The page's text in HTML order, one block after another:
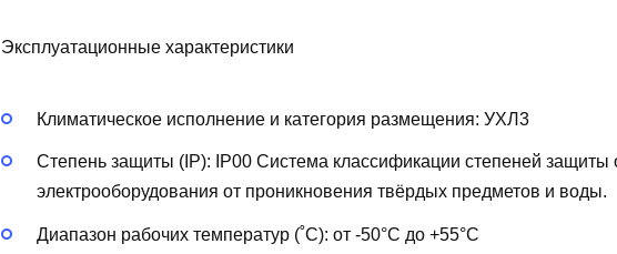
Эксплуатационные характеристики
Климатическое исполнение и категория размещения: УХЛ3
Степень защиты (IP): IP00 Система классификации степеней защиты
электрооборудования от проникновения твёрдых предметов и воды.
Диапазон рабочих температур (˚С): от -50°С до +55°С